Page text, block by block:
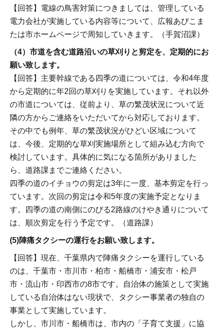
【回答】電線の鳥害対策につきましては、管理している
電力会社が実施している内容等について、広報あびこま
たは市ホームページで周知していきます。（手賀沼課）
（4）市道を含む道路沿いの草刈りと剪定を、定期的にお
願い致します。
【回答】主要幹線である四季の道については、令和4年度
から定期的に年2回の草刈りを実施しています。それ以外
の市道については、従前より、草の繁茂状況について近
隣の方からご連絡をいただいてから対応しております。
その中でも例年、草の繁茂状況がひどい区域について
は、今後、定期的な草刈実施場所として組み込む方向で
検討しています。具体的に気になる箇所がありました
ら、道路課までご連絡ください。
四季の道のイチョウの剪定は3年に一度、基本剪定を行っ
ています。次回の剪定は令和5年度の実施予定となりま
す。四季の道の南側にのびる2路線のけやき通りについて
は、順次剪定を行う予定です。（道路課）
(5)陣痛タクシーの運行をお願い致します。
【回答】現在、千葉県内で陣痛タクシーを運行している
のは、千葉市・市川市・柏市・船橋市・浦安市・松戸
市・流山市・印西市の8市です。自治体の施策として実施
している自治体はない現状で、タクシー事業者の独自の
事業として実施しています。
しかし、市川市・船橋市は、市内の「子育て支援」に協